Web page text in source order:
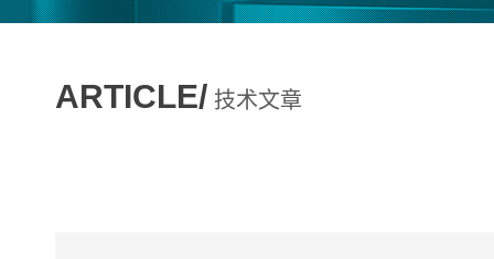
ARTICLE/ 技术文章